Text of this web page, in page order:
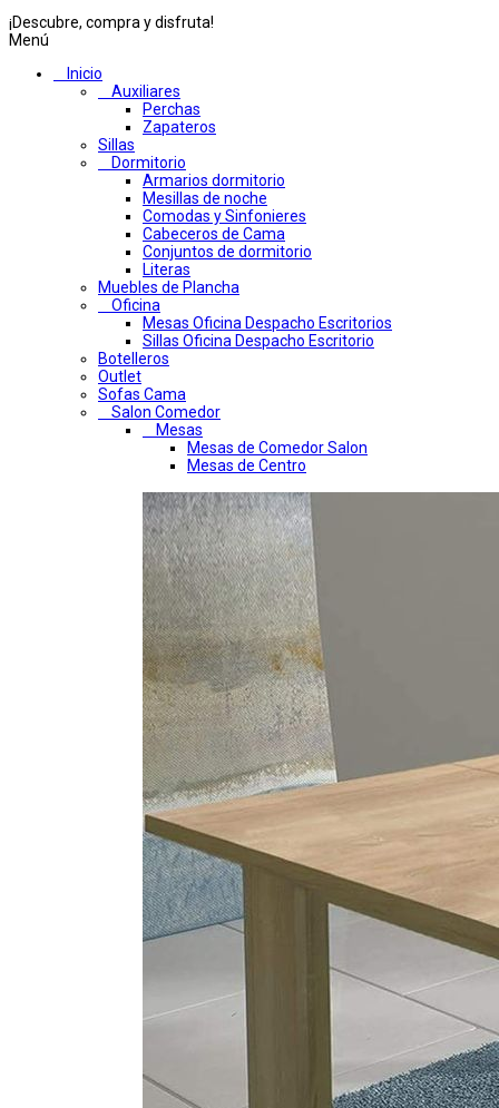
¡Descubre, compra y disfruta!
Menú
Inicio
Auxiliares
Perchas
Zapateros
Sillas
Dormitorio
Armarios dormitorio
Mesillas de noche
Comodas y Sinfonieres
Cabeceros de Cama
Conjuntos de dormitorio
Literas
Muebles de Plancha
Oficina
Mesas Oficina Despacho Escritorios
Sillas Oficina Despacho Escritorio
Botelleros
Outlet
Sofas Cama
Salon Comedor
Mesas
Mesas de Comedor Salon
Mesas de Centro